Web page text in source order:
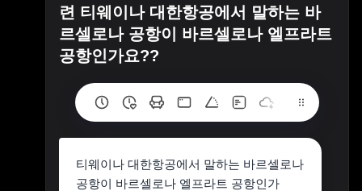
련 티웨이나 대한항공에서 말하는 바
르셀로나 공항이 바르셀로나 엘프라트
공항인가요??
티웨이나 대한항공에서 말하는 바르셀로나
공항이 바르셀로나 엘프라트 공항인가